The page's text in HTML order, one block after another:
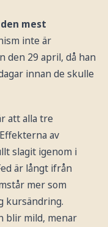
mest
inte är
den 29 april, då han
innan de skulle
att alla tre
av
slagit igenom i
är långt ifrån
mer som
kursändring.
blir mild, menar